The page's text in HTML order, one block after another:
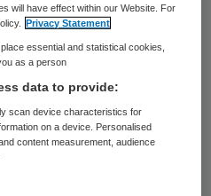
werden twee grote
in de
en in het gezicht
Bij de methode van
gemaakt van een
is en
wordt
will have effect within our Website. For
Privacy Statement
essential and statistical cookies,
as a person
data to provide:
scan device characteristics for
on a device. Personalised
content measurement, audience